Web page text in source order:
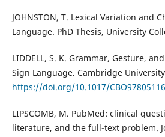
JOHNSTON, T. Lexical Variation and
Language. PhD Thesis, University
LIDDELL, S. K. Grammar, Gesture,
Sign Language. Cambridge
https://doi.org/10.1017/
LIPSCOMB, M. PubMed: clinical
literature, and the full-text problem.